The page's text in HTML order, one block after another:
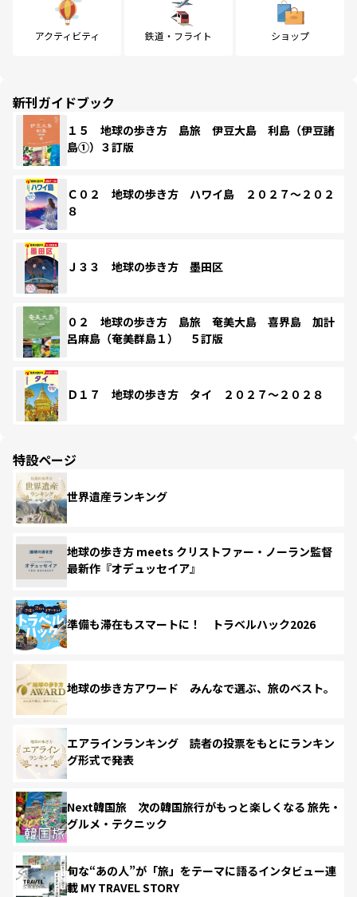
アクティビティ 鉄道・フライト ショップ
新刊ガイドブック
１５ 地球の歩き方 島旅 伊豆大島 利島（伊豆諸
島①）３訂版
Ｃ０２ 地球の歩き方 ハワイ島 ２０２７～２０２
８
Ｊ３３ 地球の歩き方 墨田区
０２ 地球の歩き方 島旅 奄美大島 喜界島 加計
呂麻島（奄美群島１） ５訂版
Ｄ１７ 地球の歩き方 タイ ２０２７～２０２８
特設ページ
世界遺産ランキング
地球の歩き方 meets クリストファー・ノーラン監督
最新作『オデュッセイア』
準備も滞在もスマートに！ トラベルハック2026
地球の歩き方アワード みんなで選ぶ、旅のベスト。
エアラインランキング 読者の投票をもとにランキン
グ形式で発表
Next韓国旅 次の韓国旅行がもっと楽しくなる 旅先・
グルメ・テクニック
旬な“あの人”が「旅」をテーマに語るインタビュー連
載 MY TRAVEL STORY